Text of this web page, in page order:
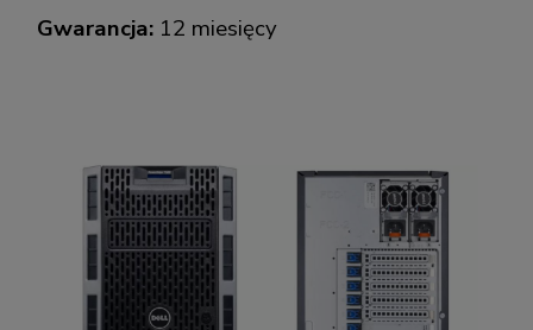
Gwarancja: 12 miesięcy